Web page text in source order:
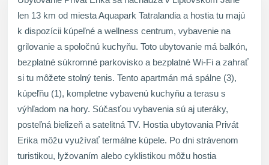
len 13 km od miesta Aquapark Tatralandia a hostia tu majú
k dispozícii kúpeľné a wellness centrum, vybavenie na
grilovanie a spoločnú kuchyňu. Toto ubytovanie má balkón,
bezplatné súkromné parkovisko a bezplatné Wi-Fi a zahrať
si tu môžete stolný tenis. Tento apartmán má spálne (3),
kúpeľňu (1), kompletne vybavenú kuchyňu a terasu s
výhľadom na hory. Súčasťou vybavenia sú aj uteráky,
posteľná bielizeň a satelitná TV. Hostia ubytovania Privát
Erika môžu využívať termálne kúpele. Po dni strávenom
turistikou, lyžovaním alebo cyklistikou môžu hostia